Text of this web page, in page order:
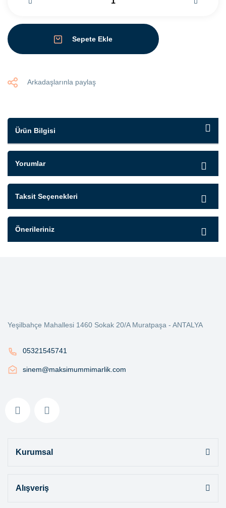
Sepete Ekle
Arkadaşlarınla paylaş
Ürün Bilgisi
Yorumlar
Taksit Seçenekleri
Önerileriniz
Yeşilbahçe Mahallesi 1460 Sokak 20/A Muratpaşa - ANTALYA
05321545741
sinem@maksimummimarlik.com
Kurumsal
Alışveriş